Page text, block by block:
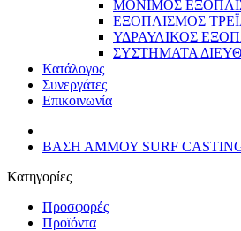
ΜΟΝΙΜΟΣ
ΕΞΟΠΛΙΣΜΟΣ
ΥΔΡΑΥΛΙΚΟΣ
ΣΥΣΤΗΜΑΤΑ
Κατάλογος
Συνεργάτες
Επικοινωνία
ΒΑΣΗ ΑΜΜΟΥ SURF
Κατηγορίες
Προσφορές
Προϊόντα